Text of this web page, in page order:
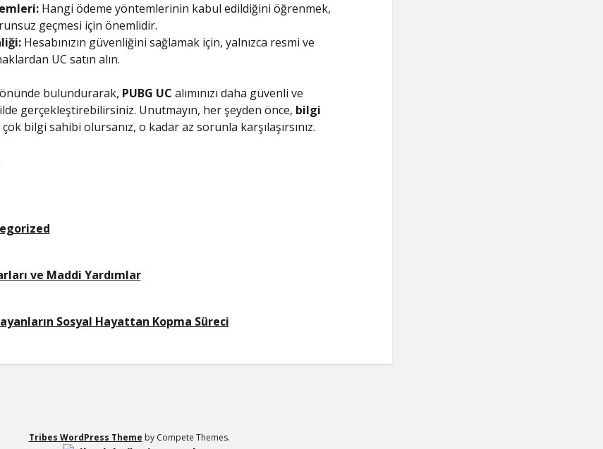
Hangi ödeme yöntemlerinin kabul edildiğini öğrenmek,
geçmesi için önemlidir.
Hesabınızın güvenliğini sağlamak için, yalnızca resmi ve
UC satın alın.
bulundurarak, PUBG UC alımınızı daha güvenli ve
gerçekleştirebilirsiniz. Unutmayın, her şeyden önce, bilgi
bilgi sahibi olursanız, o kadar az sorunla karşılaşırsınız.
ve Maddi Yardımlar
Sosyal Hayattan Kopma Süreci
Tribes WordPress Theme by Compete Themes.